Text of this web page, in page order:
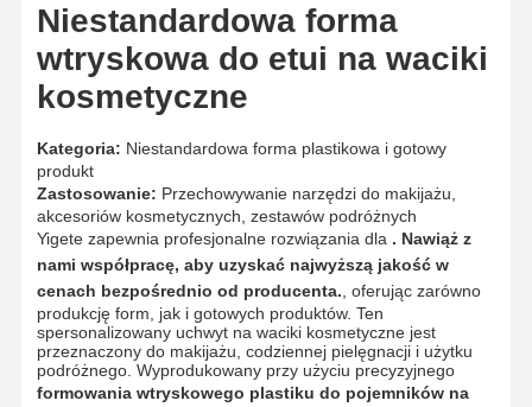
Niestandardowa forma
wtryskowa do etui na waciki
kosmetyczne
Kategoria: Niestandardowa forma plastikowa i gotowy
produkt
Zastosowanie: Przechowywanie narzędzi do makijażu,
akcesoriów kosmetycznych, zestawów podróżnych
Yigete zapewnia profesjonalne rozwiązania dla . Nawiąż z
nami współpracę, aby uzyskać najwyższą jakość w
cenach bezpośrednio od producenta. , oferując zarówno
produkcję form, jak i gotowych produktów. Ten
spersonalizowany uchwyt na waciki kosmetyczne jest
przeznaczony do makijażu, codziennej pielęgnacji i użytku
podróżnego. Wyprodukowany przy użyciu precyzyjnego
formowania wtryskowego plastiku do pojemników na